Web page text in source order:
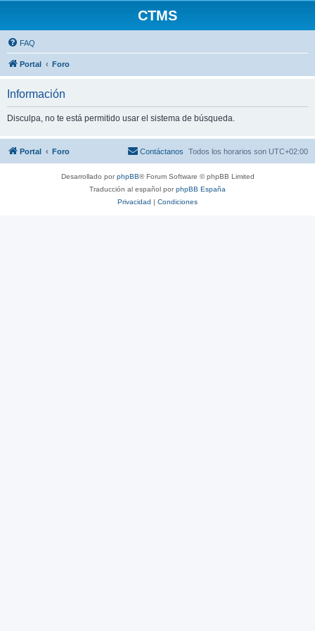
CTMS
FAQ
Portal Foro
Información
Disculpa, no te está permitido usar el sistema de búsqueda.
Portal Foro Todos los horarios son UTC+02:00
Contáctanos
Desarrollado porphpBB® Forum Software © phpBB Limited
Traducción al español porphpBB España
Privacidad | Condiciones